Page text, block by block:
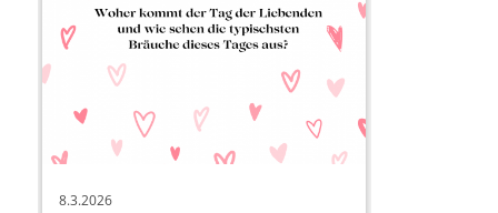
8.3.2026